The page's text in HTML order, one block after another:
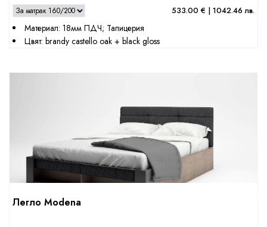
533.00 € | 1042.46 лв.
Материал: 18мм ПДЧ; Тапицерия
Цвят: brandy castello oak + black gloss
Легло Modena